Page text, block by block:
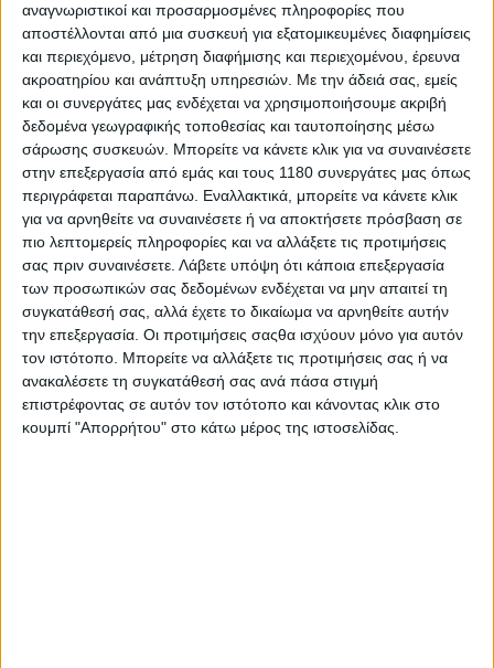
αναγνωριστικοί και προσαρμοσμένες πληροφορίες που
αποστέλλονται από μια συσκευή για εξατομικευμένες διαφημίσεις
και περιεχόμενο, μέτρηση διαφήμισης και περιεχομένου, έρευνα
ακροατηρίου και ανάπτυξη υπηρεσιών. Με την άδειά σας, εμείς
και οι συνεργάτες μας ενδέχεται να χρησιμοποιήσουμε ακριβή
δεδομένα γεωγραφικής τοποθεσίας και ταυτοποίησης μέσω
σάρωσης συσκευών. Μπορείτε να κάνετε κλικ για να συναινέσετε
στην επεξεργασία από εμάς και τους 1180 συνεργάτες μας όπως
περιγράφεται παραπάνω. Εναλλακτικά, μπορείτε να κάνετε κλικ
για να αρνηθείτε να συναινέσετε ή να αποκτήσετε πρόσβαση σε
πιο λεπτομερείς πληροφορίες και να αλλάξετε τις προτιμήσεις
σας πριν συναινέσετε. Λάβετε υπόψη ότι κάποια επεξεργασία
των προσωπικών σας δεδομένων ενδέχεται να μην απαιτεί τη
συγκατάθεσή σας, αλλά έχετε το δικαίωμα να αρνηθείτε αυτήν
την επεξεργασία. Οι προτιμήσεις σαςθα ισχύουν μόνο για αυτόν
τον ιστότοπο. Μπορείτε να αλλάξετε τις προτιμήσεις σας ή να
ανακαλέσετε τη συγκατάθεσή σας ανά πάσα στιγμή
επιστρέφοντας σε αυτόν τον ιστότοπο και κάνοντας κλικ στο
κουμπί "Απορρήτου" στο κάτω μέρος της ιστοσελίδας.
Πρόστιμο ύψους 5.000 ευρώ από την Περιφέρεια Αττικής
επιβλήθηκε σε πρατήριο καυσίμων της Αθήνας, που...
Επικαιρότητα 3/3/2026
Αττική: 36.725 έλεγχοι σε τέσσερις ημέρες και 270
παραβάσεις για οδήγηση υπό την επήρεια αλκοόλ